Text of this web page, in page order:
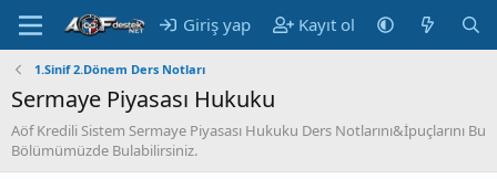
Giriş yap Kayıt ol
1.Sinif 2.Dönem Ders Notları
Sermaye Piyasası Hukuku
Aöf Kredili Sistem Sermaye Piyasası Hukuku Ders Notlarını&İpuçlarını Bu
Bölümümüzde Bulabilirsiniz.